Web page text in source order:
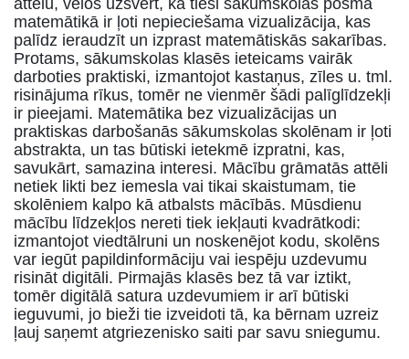
attēlu, vēlos uzsvērt, ka tieši sākumskolas posmā
matemātikā ir ļoti nepieciešama vizualizācija, kas
palīdz ieraudzīt un izprast matemātiskās sakarības.
Protams, sākumskolas klasēs ieteicams vairāk
darboties praktiski, izmantojot kastaņus, zīles u. tml.
risinājuma rīkus, tomēr ne vienmēr šādi palīglīdzekļi
ir pieejami. Matemātika bez vizualizācijas un
praktiskas darbošanās sākumskolas skolēnam ir ļoti
abstrakta, un tas būtiski ietekmē izpratni, kas,
savukārt, samazina interesi. Mācību grāmatās attēli
netiek likti bez iemesla vai tikai skaistumam, tie
skolēniem kalpo kā atbalsts mācībās. Mūsdienu
mācību līdzekļos nereti tiek iekļauti kvadrātkodi:
izmantojot viedtālruni un noskenējot kodu, skolēns
var iegūt papildinformāciju vai iespēju uzdevumu
risināt digitāli. Pirmajās klasēs bez tā var iztikt,
tomēr digitālā satura uzdevumiem ir arī būtiski
ieguvumi, jo bieži tie izveidoti tā, ka bērnam uzreiz
ļauj saņemt atgriezenisko saiti par savu sniegumu.